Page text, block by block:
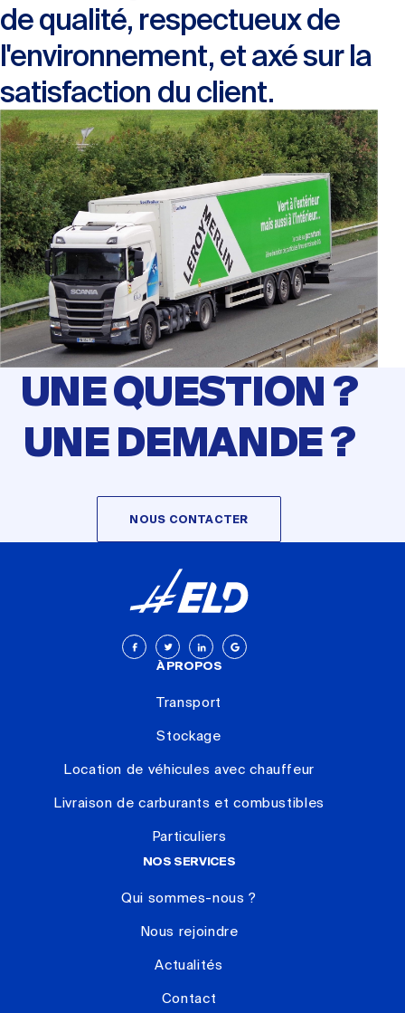
de qualité, respectueux de
l'environnement, et axé sur la
satisfaction du client.
UNE QUESTION ?
UNE DEMANDE ?
NOUS CONTACTER
À PROPOS
Transport
Stockage
Location de véhicules avec chauffeur
Livraison de carburants et combustibles
Particuliers
NOS SERVICES
Qui sommes-nous ?
Nous rejoindre
Actualités
Contact